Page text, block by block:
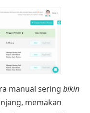
manual sering bikin
memakan